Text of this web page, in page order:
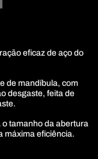
eficaz de aço do
de mandíbula, com
desgaste, feita de
tamanho da abertura
máxima eficiência.